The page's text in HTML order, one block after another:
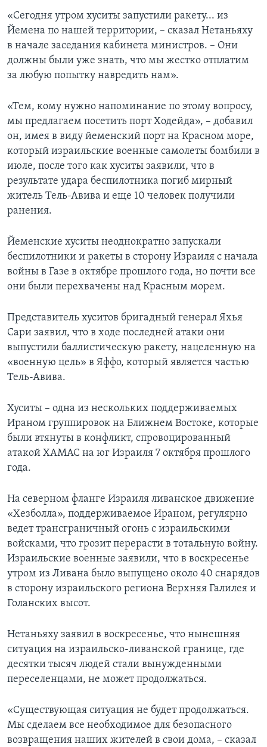
«Сегодня утром хуситы запустили ракету... из
Йемена по нашей территории, – сказал Нетаньяху
в начале заседания кабинета министров. – Они
должны были уже знать, что мы жестко отплатим
за любую попытку навредить нам».
«Тем, кому нужно напоминание по этому вопросу,
мы предлагаем посетить порт Ходейда», – добавил
он, имея в виду йеменский порт на Красном море,
который израильские военные самолеты бомбили в
июле, после того как хуситы заявили, что в
результате удара беспилотника погиб мирный
житель Тель-Авива и еще 10 человек получили
ранения.
Йеменские хуситы неоднократно запускали
беспилотники и ракеты в сторону Израиля с начала
войны в Газе в октябре прошлого года, но почти все
они были перехвачены над Красным морем.
Представитель хуситов бригадный генерал Яхья
Сари заявил, что в ходе последней атаки они
выпустили баллистическую ракету, нацеленную на
«военную цель» в Яффо, который является частью
Тель-Авива.
Хуситы – одна из нескольких поддерживаемых
Ираном группировок на Ближнем Востоке, которые
были втянуты в конфликт, спровоцированный
атакой ХАМАС на юг Израиля 7 октября прошлого
года.
На северном фланге Израиля ливанское движение
«Хезболла», поддерживаемое Ираном, регулярно
ведет трансграничный огонь с израильскими
войсками, что грозит перерасти в тотальную войну.
Израильские военные заявили, что в воскресенье
утром из Ливана было выпущено около 40 снарядов
в сторону израильского региона Верхняя Галилея и
Голанских высот.
Нетаньяху заявил в воскресенье, что нынешняя
ситуация на израильско-ливанской границе, где
десятки тысяч людей стали вынужденными
переселенцами, не может продолжаться.
«Существующая ситуация не будет продолжаться.
Мы сделаем все необходимое для безопасного
возвращения наших жителей в свои дома, – сказал